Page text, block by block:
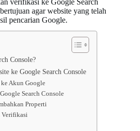
agar website yang telah
pencarian Google.
Console?
ke Google Search Console
Akun Google
Search Console
Properti
Verifikasi